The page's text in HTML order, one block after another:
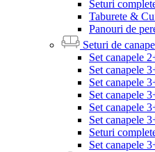
Seturi
Taburete &
Panouri de
Seturi de
Set canapele
Set canapele
Set canapele
Set canapele
Set canapele
Set canapele
Seturi
Set canapele